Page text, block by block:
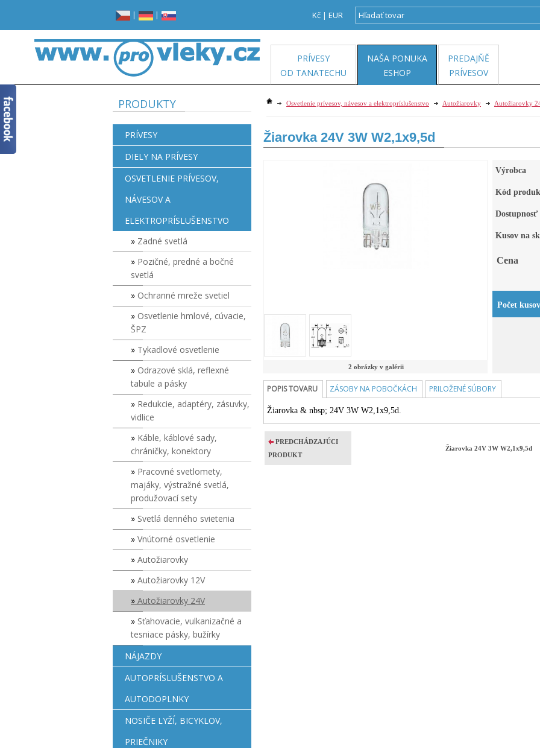
PRODUKTY
PRÍVESY
DIELY NA PRÍVESY
OSVETLENIE PRÍVESOV,
NÁVESOV A
ELEKTROPRÍSLUŠENSTVO
Zadné svetlá
Pozičné, predné a bočné
svetlá
Ochranné mreže svetiel
Osvetlenie hmlové, cúvacie,
ŠPZ
Tykadlové osvetlenie
Odrazové sklá, reflexné
tabule a pásky
Redukcie, adaptéry, zásuvky,
vidlice
Káble, káblové sady,
chráničky, konektory
Pracovné svetlomety,
majáky, výstražné svetlá,
produžovací sety
Svetlá denného svietenia
Vnútorné osvetlenie
Autožiarovky
Autožiarovky 12V
Autožiarovky 24V
Sťahovacie, vulkanizačné a
tesniace pásky, bužírky
NÁJAZDY
AUTOPRÍSLUŠENSTVO A
AUTODOPLNKY
NOSIČE LYŽÍ, BICYKLOV,
PRIEČNIKY
Osvetlenie prívesov, návesov a elektropríslušenstvo Autožiarovky Autožiarovky
Žiarovka 24V 3W W2,1x9,5d
2 obrázky v galérii
Výrobca
Kód
Dostupnosť
Kusov na
Cena
Počet kusov
POPIS TOVARU ZÁSOBY NA POBOČKÁCH PRILOŽENÉ SÚBORY
Žiarovka & nbsp; 24V 3W W2,1x9,5d.
PREDCHÁDZAJÚCI
PRODUKT
Žiarovka 24V 3W W2,1x9,5d
Kč | EUR
| |
PRÍVESY
OD TANATECHU
NAŠA PONUKA
ESHOP
PREDAJŇĚ
PRÍVESOV